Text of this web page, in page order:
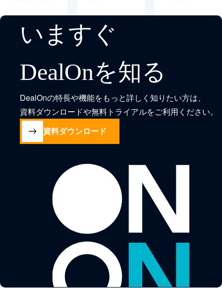
Professional
の大規模タ
クシー広告
を6/1より全
国で開始
AI「DealOn」、
本日リリー
ス 営業プロ
セスをAIエ
ージェント
で遂行 ～営
業における
人手不足と
属人化を超
長の可能性
を最大化。
ラ）」を提
供開始 ～先
着100社限
いますぐ
DealOnを知る
DealOnの特長や機能をもっと詳しく知りたい方は、
資料ダウンロードや無料トライアルをご利用ください。
資料ダウンロード